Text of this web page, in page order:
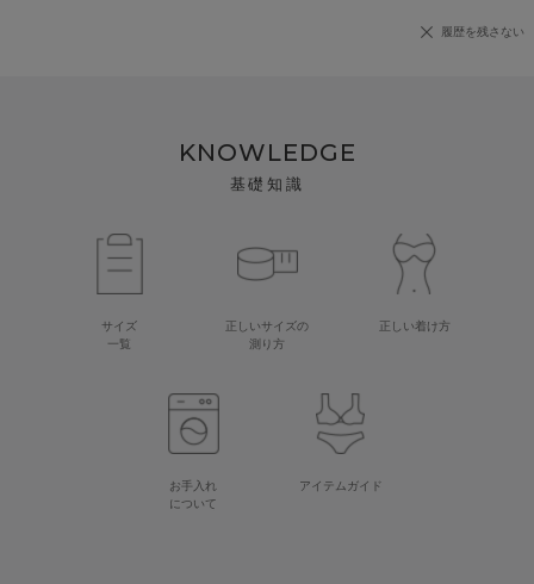
履歴を残さない
KNOWLEDGE
基礎知識
サイズ
一覧
正しいサイズの
測り方
正しい着け方
お手入れ
について
アイテムガイド